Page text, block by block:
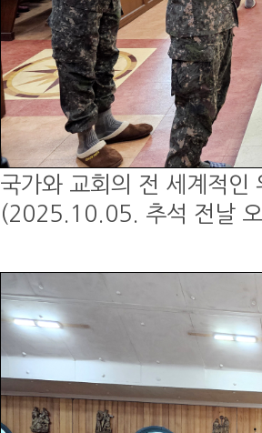
국가와 교회의 전 세계적인
(2025.10.05. 추석 전날